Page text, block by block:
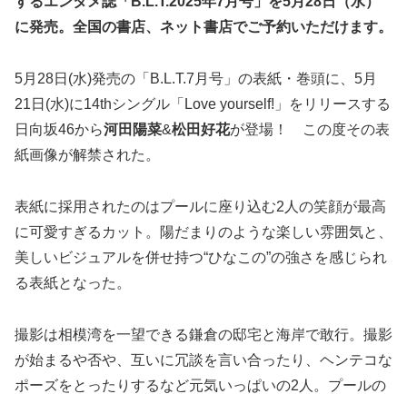
に発売。全国の書店、ネット書店でご予約いただけます。
5月28日(水)発売の「B.L.T.7月号」の表紙・巻頭に、5月
21日(水)に14thシングル「Love yourself!」をリリースする
日向坂46から河田陽菜&松田好花が登場！ この度その表
紙画像が解禁された。
表紙に採用されたのはプールに座り込む2人の笑顔が最高
に可愛すぎるカット。陽だまりのような楽しい雰囲気と、
美しいビジュアルを併せ持つ“ひなこの”の強さを感じられ
る表紙となった。
撮影は相模湾を一望できる鎌倉の邸宅と海岸で敢行。撮影
が始まるや否や、互いに冗談を言い合ったり、ヘンテコな
ポーズをとったりするなど元気いっぱいの2人。プールの